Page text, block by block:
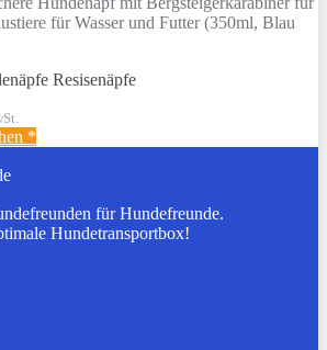
Resisenäpfe
*
für Hundefreunde.
Hundetransportbox!